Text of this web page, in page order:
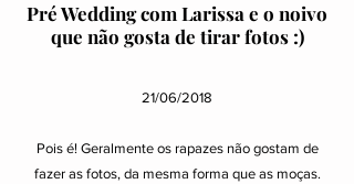
Pré Wedding com Larissa e o noivo
que não gosta de tirar fotos :)
21/06/2018
Pois é! Geralmente os rapazes não gostam de
fazer as fotos, da mesma forma que as moças.